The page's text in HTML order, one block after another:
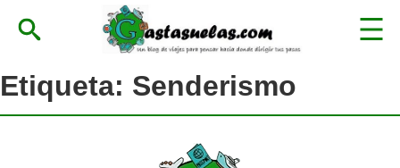
Etiqueta: Senderismo